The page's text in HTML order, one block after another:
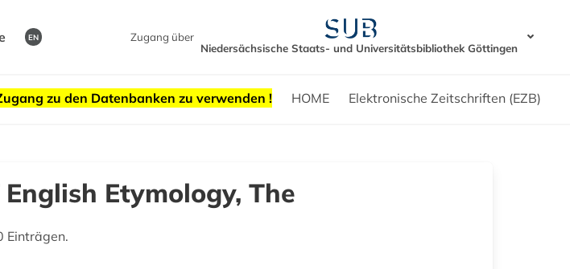
EN
Zugang über
Niedersächsische Staats- und Universitätsbibliothek Göttingen
zu den Datenbanken zu verwenden ! HOME Elektronische Zeitschriften (EZB)
Etymology, The
Einträgen.